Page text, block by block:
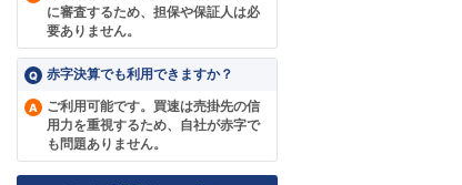
に審査するため、担保や保証人は必
要ありません。
赤字決算でも利用できますか？
ご利用可能です。買速は売掛先の信
用力を重視するため、自社が赤字で
も問題ありません。